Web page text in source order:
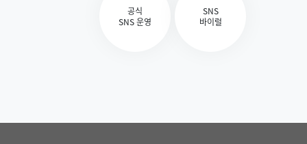
공식
SNS 운영
SNS
바이럴